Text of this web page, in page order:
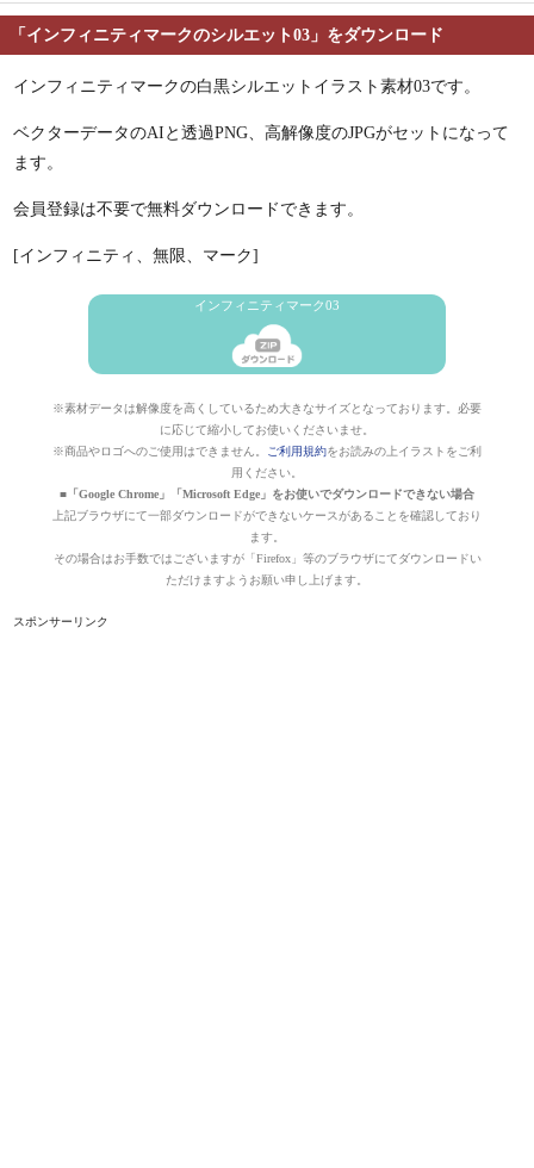
「インフィニティマークのシルエット03」をダウンロード
インフィニティマークの白黒シルエットイラスト素材03です。
ベクターデータのAIと透過PNG、高解像度のJPGがセットになって
ます。
会員登録は不要で無料ダウンロードできます。
[インフィニティ、無限、マーク]
インフィニティマーク03
※素材データは解像度を高くしているため大きなサイズとなっております。必要
に応じて縮小してお使いくださいませ。
※商品やロゴへのご使用はできません。
ご利用規約をお読みの上イラストをご利
用ください。
■「Google Chrome」「Microsoft Edge」をお使いでダウンロードできない場合
上記ブラウザにて一部ダウンロードができないケースがあることを確認しており
ます。
その場合はお手数ではございますが「Firefox」等のブラウザにてダウンロードい
ただけますようお願い申し上げます。
スポンサーリンク